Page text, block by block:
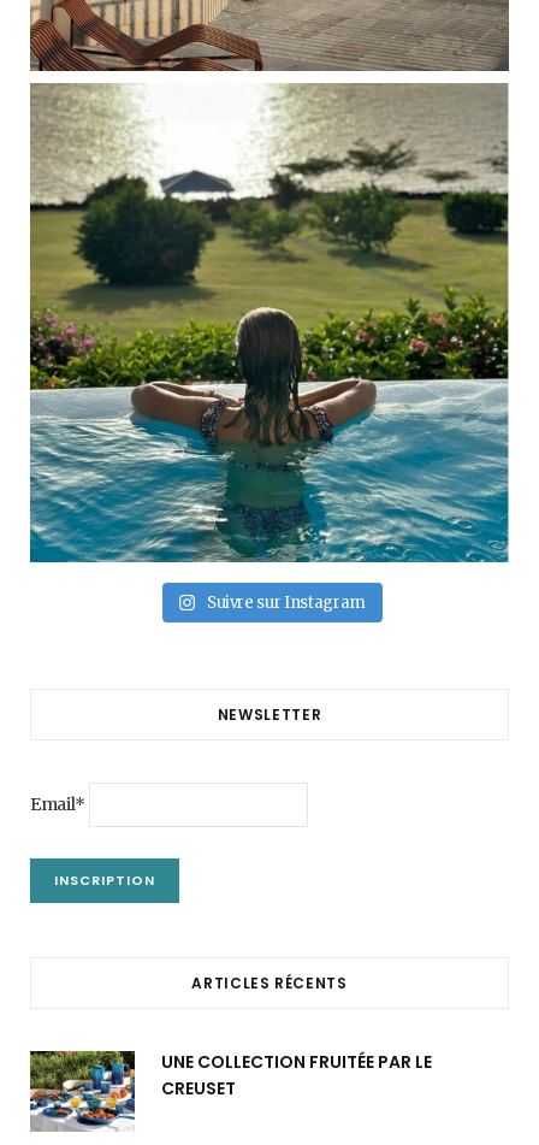
Suivre sur Instagram
NEWSLETTER
Email*
ARTICLES RÉCENTS
UNE COLLECTION FRUITÉE PAR LE
CREUSET